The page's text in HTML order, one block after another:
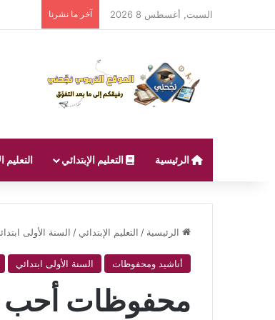
السبت, أغسطس 8 2026 آخر ما نشرنا
الرئيسية التعليم الإبتدائي
الرئيسية / التعليم الإبتدائي / السنة الأولى
أناشيد ومحفوظات السنة الأولى ابتدائي
محفوظات